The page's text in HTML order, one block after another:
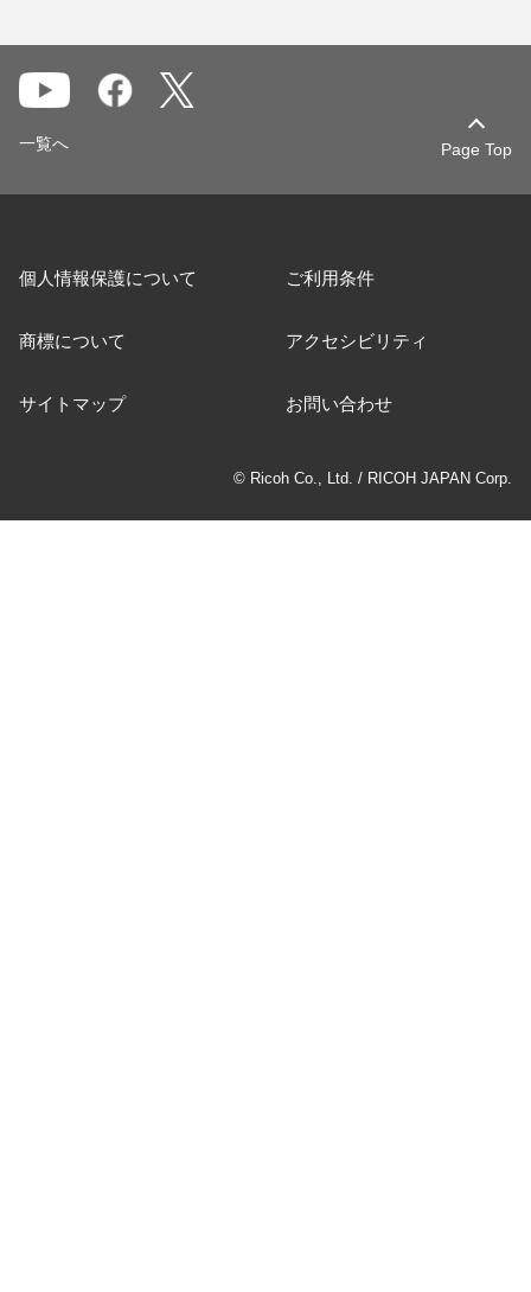
Page Top
一覧へ
個人情報保護について ご利用条件
商標について アクセシビリティ
サイトマップ お問い合わせ
© Ricoh Co., Ltd. / RICOH JAPAN Corp.